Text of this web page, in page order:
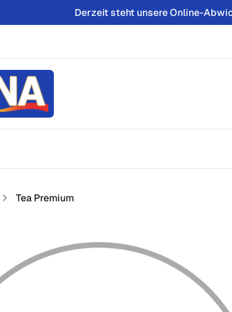
Derzeit steht unsere Online-
Tea Premium